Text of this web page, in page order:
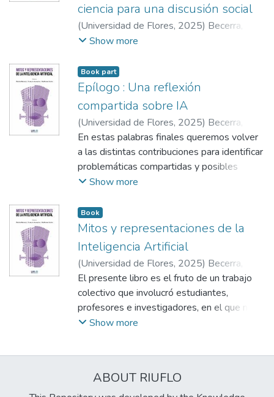
ciencia para una discusión social
(Universidad de Flores, 2025) Becerra,
Gastón;Mezzadra, Joaquín Ignacio
Guillermo
Show more
Book part
Epílogo : Una reflexión
compartida sobre IA
(Universidad de Flores, 2025) Becerra,
Gastón;Mezzadra, Joaquín Ignacio;Movia,
Guillermo;Becerra, Gastón;Mezzadra,
Joaquín Ignacio ;Movia, Guillermo
En estas palabras finales queremos volver
a las distintas contribuciones para identificar
problemáticas compartidas y posibles
estrategias en la discusión pública de la IA.
referenciar de manera explícita a cada autor;
en cambio, incorporaremos sus palabras,
explicaciones y ejemplos dentro de una voz
colectiva.
Show more
Book
Mitos y representaciones de la
Inteligencia Artificial
(Universidad de Flores, 2025) Becerra,
Gastón;Mezzadra, Joaquín Ignacio ;Movia,
Guillermo
El presente libro es el fruto de un trabajo
colectivo que involucró estudiantes,
profesores e investigadores, en el que nos
embarcamos a discutir cómo entendemos la
recientes sobre la IA, identificar sus
Show more
ABOUT RIUFLO